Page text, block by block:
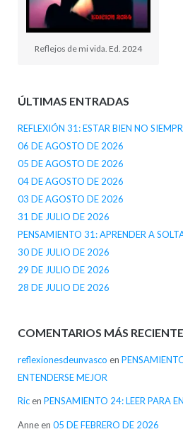
Reflejos de mi vida. Ed. 2024
ÚLTIMAS ENTRADAS
REFLEXIÓN 31: ESTAR BIEN NO
06 DE AGOSTO DE 2026
05 DE AGOSTO DE 2026
04 DE AGOSTO DE 2026
03 DE AGOSTO DE 2026
31 DE JULIO DE 2026
PENSAMIENTO 31: APRENDER A
30 DE JULIO DE 2026
29 DE JULIO DE 2026
28 DE JULIO DE 2026
COMENTARIOS MÁS
reflexionesdeunvasco en
ENTENDERSE MEJOR
Ricen PENSAMIENTO 24: LEER PARA
Anneen 05 DE FEBRERO DE 2026